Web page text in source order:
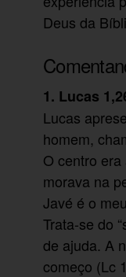
Deus da
1. Lucas
Lucas
homem,
O centro era
morava na
Javé é o
Trata-se do
de ajuda. A
começo (Lc